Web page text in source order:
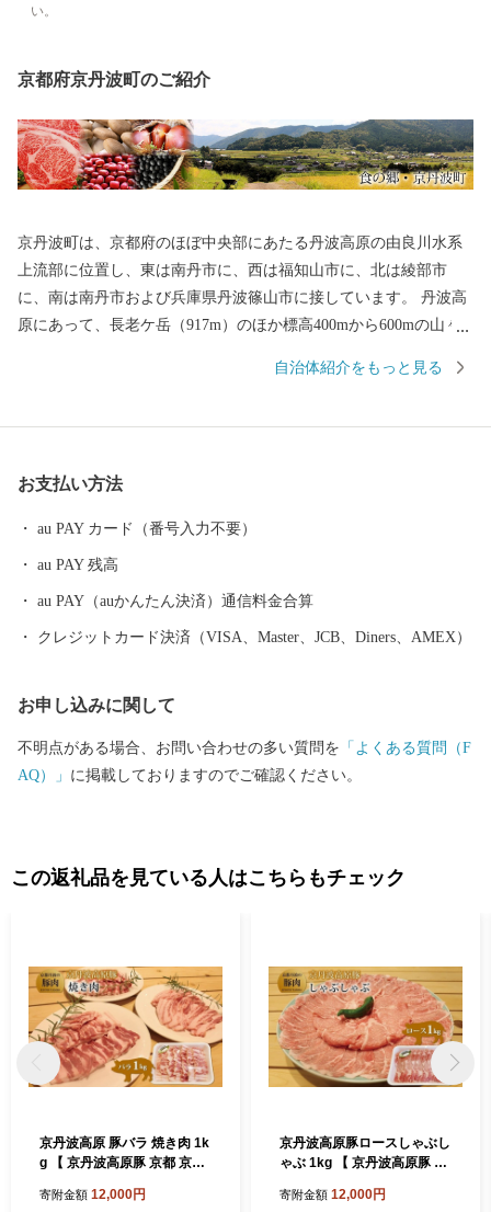
い。
京都府京丹波町のご紹介
京丹波町は、京都府のほぼ中央部にあたる丹波高原の由良川水系
上流部に位置し、東は南丹市に、西は福知山市に、北は綾部市
に、南は南丹市および兵庫県丹波篠山市に接しています。 丹波高
原にあって、長老ケ岳（917m）のほか標高400mから600mの山々
3．09平方キロメートルの農山村で、このうち約83％を森林が占
を活かし、「資源の循環」「経済の循環」「人材の循環」「暮ら
会」をまちの将来像として施策を展開しています。 京丹波町は、
丹波ブランド食材の丹波栗や丹波黒大豆、京野菜の数々をはじ
め、京都府随一の酪農地帯でもあるなど、まさに食材の宝庫で
基幹産業である農業や食産業の活性化にもつなげていきたいと考
自治体紹介をもっと見る
お支払い方法
au PAY カード（番号入力不要）
au PAY 残高
au PAY（auかんたん決済）通信料金合算
クレジットカード決済（VISA、Master、JCB、Diners、AMEX）
お申し込みに関して
不明点がある場合、お問い合わせの多い質問を 「よくある質問（F
AQ）」 に掲載しておりますのでご確認ください。
この返礼品を見ている人はこちらもチェック
京丹波高原 豚バラ 焼き肉 1k
g 【 京丹波高原豚 京都 京丹
ポーク 焼き肉 豚丼 お弁当 】
寄附金額 12,000円
京丹波高原豚ロースしゃぶし
ゃぶ 1kg 【 京丹波高原豚 京
ク 京都ポーク 焼き肉 しゃぶ
寄附金額 12,000円